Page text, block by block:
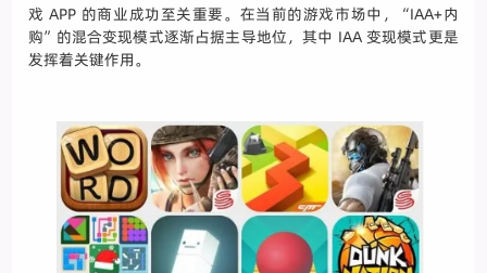
戏 APP 的商业成功至关重要。在当前的游戏市场中，“IAA+内
购”的混合变现模式逐渐占据主导地位，其中 IAA 变现模式更是
发挥着关键作用。